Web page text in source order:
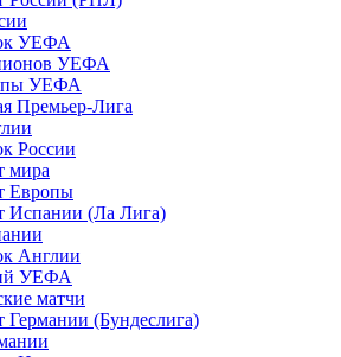
УЕФА
УЕФА
УЕФА
Премьер-Лига
России
мира
Европы
Испании (Ла Лига)
Англии
УЕФА
матчи
Германии (Бундеслига)